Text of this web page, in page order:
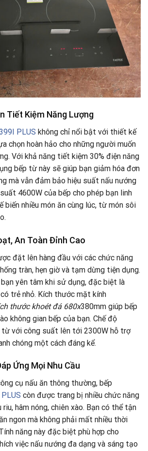
Tiết Kiệm Năng Lượng
PLUS không chỉ nổi bật với thiết kế
chọn hoàn hảo cho những người muốn
Với khả năng tiết kiệm 30% điện năng
bếp từ này sẽ giúp bạn giảm hóa đơn
mà vẫn đảm bảo hiệu suất nấu nướng
4600W của bếp cho phép bạn linh
biến nhiều món ăn cùng lúc, từ món sôi
An Toàn Đỉnh Cao
đặt lên hàng đầu với các chức năng
tràn, hẹn giờ và tạm dừng tiện dụng.
yên tâm khi sử dụng, đặc biệt là
trẻ nhỏ. Kích thước mặt kính
thước khoét đá 680x380mm giúp bếp
không gian bếp của bạn. Chế độ
với công suất lên tới 2300W hỗ trợ
chóng một cách đáng kể.
Ứng Mọi Nhu Cầu
cụ nấu ăn thông thường, bếp
còn được trang bị nhiều chức năng
hâm nóng, chiên xào. Bạn có thể tận
ngon mà không phải mất nhiều thời
năng này đặc biệt phù hợp cho
việc nấu nướng đa dạng và sáng tạo